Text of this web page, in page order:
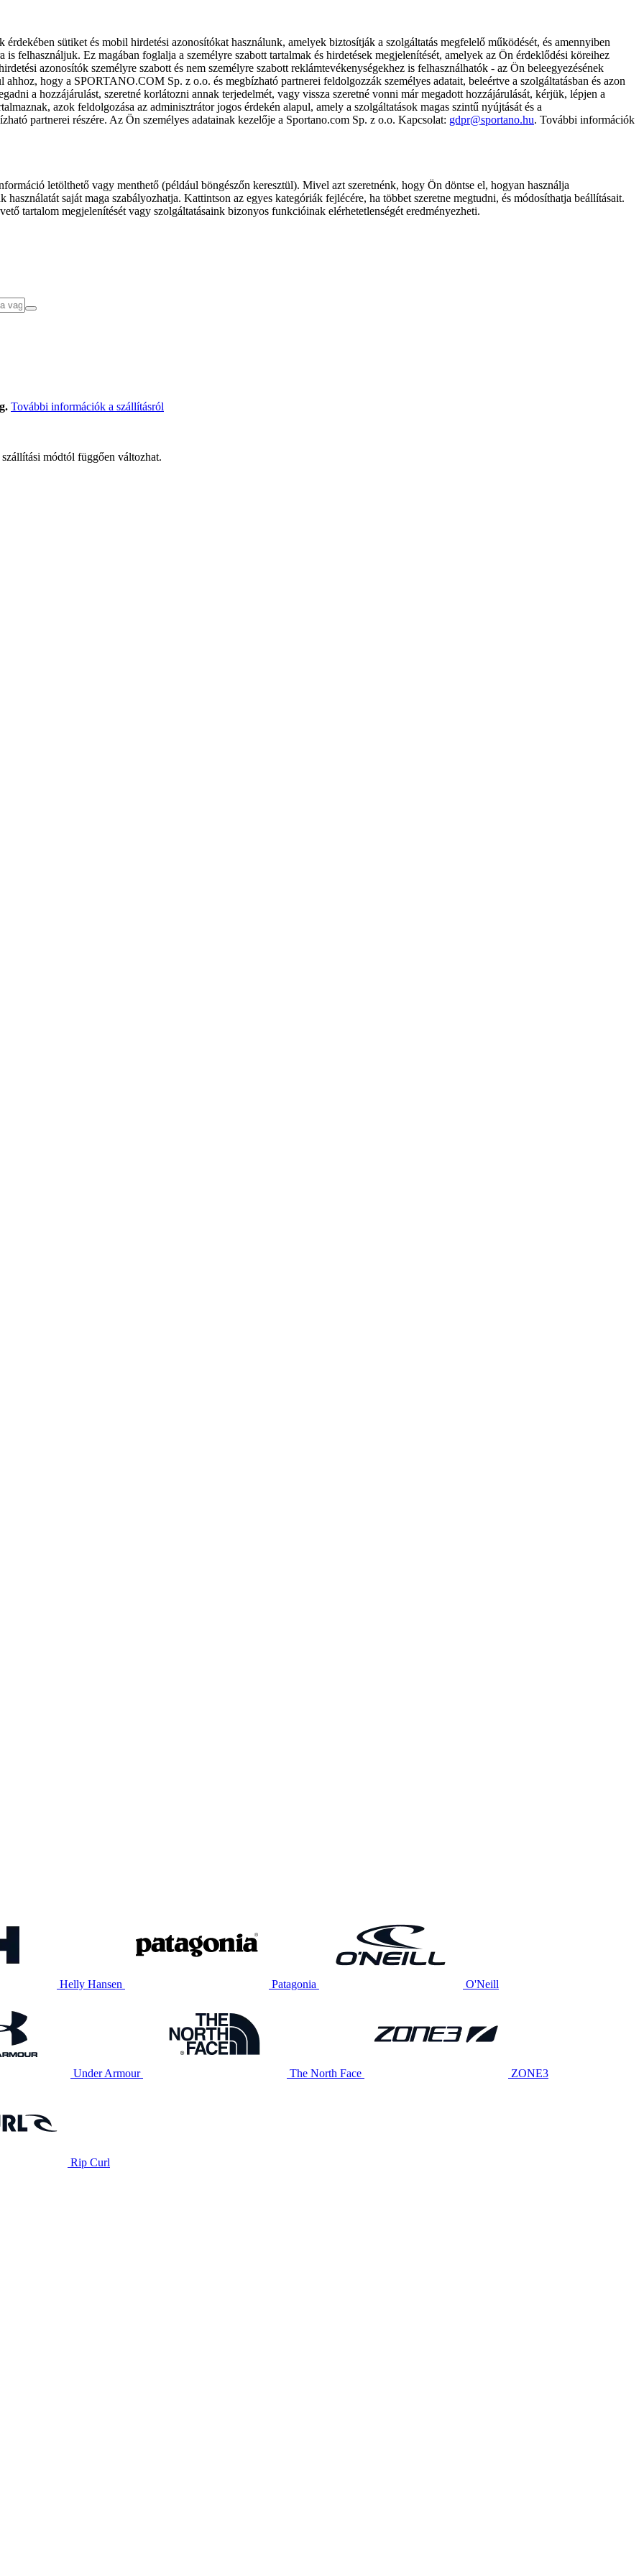
sütiket és mobil hirdetési azonosítókat használunk, amelyek biztosítják a szolgáltatás megfelelő működését, és amennyiben
is felhasználjuk. Ez magában foglalja a személyre szabott tartalmak és hirdetések megjelenítését, amelyek az Ön érdeklődési köreihez
azonosítók személyre szabott és nem személyre szabott reklámtevékenységekhez is felhasználhatók - az Ön beleegyezésének
hogy a SPORTANO.COM Sp. z o.o. és megbízható partnerei feldolgozzák személyes adatait, beleértve a szolgáltatásban és azon
a hozzájárulást, szeretné korlátozni annak terjedelmét, vagy vissza szeretné vonni már megadott hozzájárulását, kérjük, lépjen a
azok feldolgozása az adminisztrátor jogos érdekén alapul, amely a szolgáltatások magas szintű nyújtását és a
partnerei részére. Az Ön személyes adatainak kezelője a Sportano.com Sp. z o.o. Kapcsolat: gdpr@sportano.hu. További információk
letölthető vagy menthető (például böngészőn keresztül). Mivel azt szeretnénk, hogy Ön döntse el, hogyan használja
saját maga szabályozhatja. Kattintson az egyes kategóriák fejlécére, ha többet szeretne megtudni, és módosíthatja beállításait.
tartalom megjelenítését vagy szolgáltatásaink bizonyos funkcióinak elérhetetlenségét eredményezheti.
További információk a szállításról
módtól függően változhat.
Helly Hansen Patagonia O'Neill
Under Armour The North Face ZONE3
Rip Curl